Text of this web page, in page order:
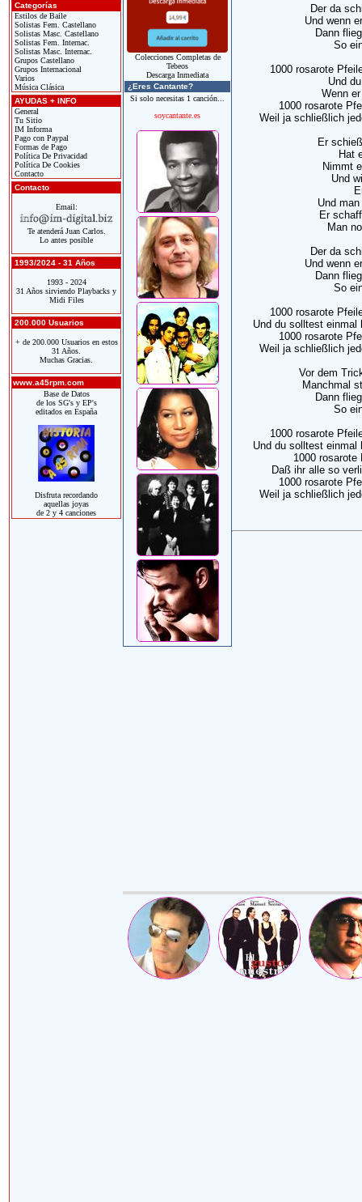
Categorías
Estilos de Baile
Solistas Fem. Castellano
Solistas Masc. Castellano
Solistas Fem. Internac.
Solistas Masc. Internac.
Grupos Castellano
Grupos Internacional
Varios
Música Clásica
AYUDAS + INFO
General
Tu Sitio
IM Informa
Pago con Paypal
Formas de Pago
Política De Privacidad
Política De Cookies
Contacto
Contacto
Email:
Te atenderá Juan Carlos.
Lo antes posible
1993/2024 - 31 Años
1993 - 2024
31 Años sirviendo Playbacks y
Midi Files
200.000 Usuarios
+ de 200.000 Usuarios en estos
31 Años.
Muchas Gracias.
www.a45rpm.com
Base de Datos
de los SG's y EP's
editados en España
Disfruta recordando
aquellas joyas
de 2 y 4 canciones
Colecciones Completas de
Tebeos
Descarga Inmediata
¿Eres Cantante?
Si solo necesitas 1 canción...
soycantante.es
Der da
Und wenn
Dann
So
1000 rosarote
Und
Wenn
1000 rosarote
Weil ja schließlich
Er
Hat
Nimmt
Und
Und
Er
Man
Der da
Und wenn
Dann
So
1000 rosarote
Und du solltest einmal
1000 rosarote
Weil ja schließlich
Vor dem
Manchmal
Dann
So
1000 rosarote
Und du solltest einmal
1000 rosarote
Daß ihr alle so
1000 rosarote
Weil ja schließlich